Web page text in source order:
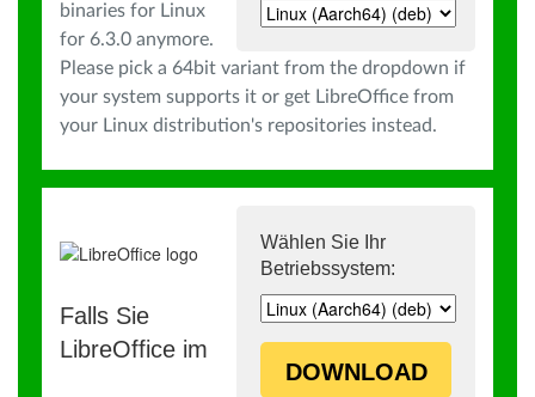
binaries for Linux
for 6.3.0 anymore.
Please pick a 64bit variant from the dropdown if
your system supports it or get LibreOffice from
your Linux distribution's repositories instead.
Wählen Sie Ihr
Betriebssystem:
DOWNLOAD
Falls Sie
LibreOffice im